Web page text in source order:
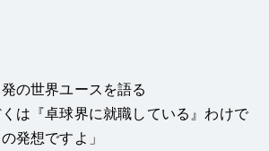
の世界ユースを語る
は『卓球界に就職している』わけで
発想ですよ」